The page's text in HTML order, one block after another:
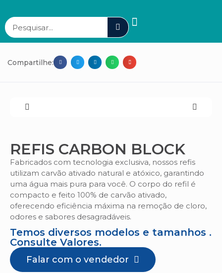
Compartilhe:
REFIS CARBON BLOCK
Fabricados com tecnologia exclusiva, nossos refis
utilizam carvão ativado natural e atóxico, garantindo
uma água mais pura para você. O corpo do refil é
compacto e feito 100% de carvão ativado,
oferecendo eficiência máxima na remoção de cloro,
odores e sabores desagradáveis.
Temos diversos modelos e tamanhos .
Consulte Valores.
Falar com o vendedor